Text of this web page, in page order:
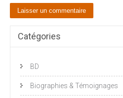
Catégories
BD
Biographies & Témoignages